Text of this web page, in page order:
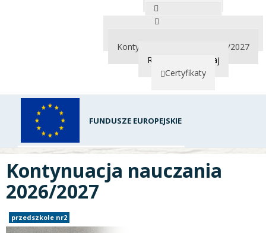
Kontynuacja nauczania 2026/2027
Rodzicu Przeczytaj
Certyfikaty
FUNDUSZE EUROPEJSKIE
Kontynuacja nauczania
2026/2027
przedszkole nr2